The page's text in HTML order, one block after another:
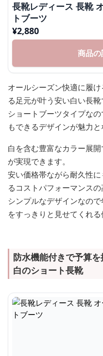
長靴レディース 長靴
トブーツ
¥2,880
商品
オールシーズン快適に履
る足元が叶う安い白い長靴
ショートブーツタイプな
もできるデザインが魅力と
白を含む豊富なカラー展
が実現できます。
安い価格帯ながら耐久性
るコストパフォーマンス
シンプルなデザインなの
をすっきりと見せてくれる
防水機能付きで予算
白のショート長靴